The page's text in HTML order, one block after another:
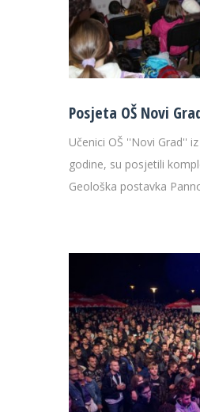
Posjeta OŠ Novi
Učenici OŠ ''Novi Grad''
godine, su posjetili
Geološka postavka